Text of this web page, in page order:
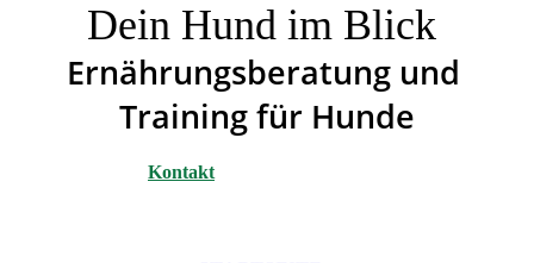
Dein Hund im Blick
Ernährungsberatung und
Training für Hunde
Kontakt